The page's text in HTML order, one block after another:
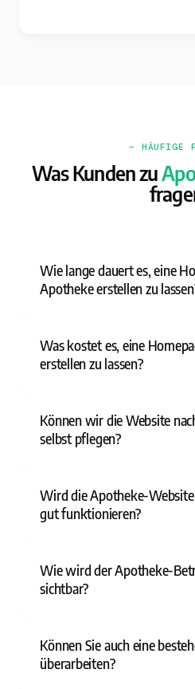
— HÄUFIGE
Was Kunden zu
Wie lange dauert es, eine
Apotheke erstellen zu
Was kostet es, eine
erstellen zu lassen?
Können wir die Website
selbst pflegen?
Wird die Apotheke-
gut funktionieren?
Wie wird der Apotheke-
sichtbar?
Können Sie auch eine
überarbeiten?